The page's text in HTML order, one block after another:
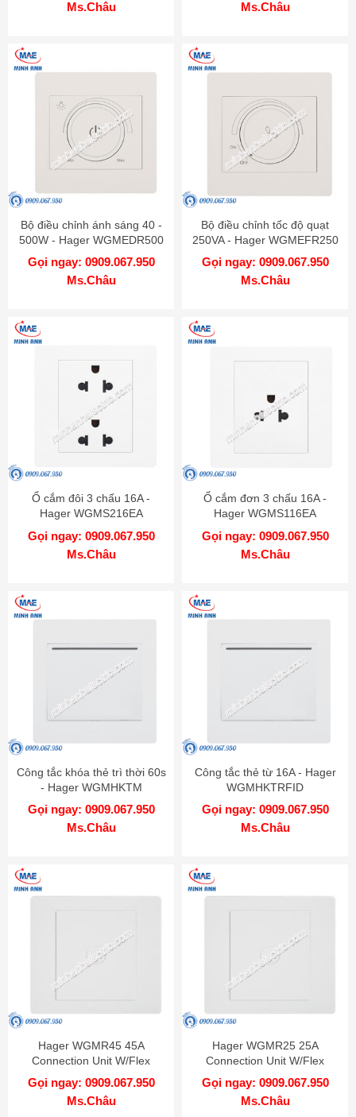
Ms.Châu Ms.Châu
Bộ điều chỉnh ánh sáng 40 -
500W - Hager WGMEDR500
Gọi ngay: 0909.067.950
Ms.Châu
Bộ điều chỉnh tốc độ quạt
250VA - Hager WGMEFR250
Gọi ngay: 0909.067.950
Ms.Châu
Ổ cắm đôi 3 chấu 16A -
Hager WGMS216EA
Gọi ngay: 0909.067.950
Ms.Châu
Ổ cắm đơn 3 chấu 16A -
Hager WGMS116EA
Gọi ngay: 0909.067.950
Ms.Châu
Công tắc khóa thẻ trì thời 60s
- Hager WGMHKTM
Gọi ngay: 0909.067.950
Ms.Châu
Công tắc thẻ từ 16A - Hager
WGMHKTRFID
Gọi ngay: 0909.067.950
Ms.Châu
Hager WGMR45 45A
Connection Unit W/Flex
Outlet
Gọi ngay: 0909.067.950
Ms.Châu
Hager WGMR25 25A
Connection Unit W/Flex
Outlet
Gọi ngay: 0909.067.950
Ms.Châu